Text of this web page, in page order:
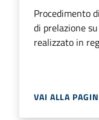
Procedimento
di prelazione
realizzato in
VAI ALLA